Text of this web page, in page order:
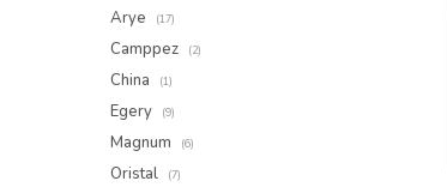
Arye (17)
Camppez (2)
China (1)
Egery (9)
Magnum (6)
Oristal (7)